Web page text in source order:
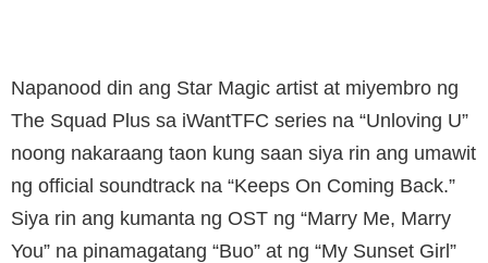
Napanood din ang Star Magic artist at miyembro ng
The Squad Plus sa iWantTFC series na “Unloving U”
noong nakaraang taon kung saan siya rin ang umawit
ng official soundtrack na “Keeps On Coming Back.”
Siya rin ang kumanta ng OST ng “Marry Me, Marry
You” na pinamagatang “Buo” at ng “My Sunset Girl”